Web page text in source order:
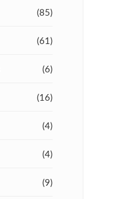
(85)
(61)
(6)
(16)
(4)
(4)
(9)